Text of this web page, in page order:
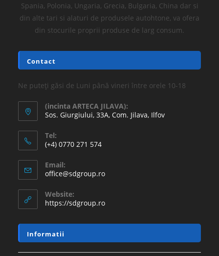
Spania, Polonia, Ungaria, Grecia, Bulgaria, China dar si
din alte tari si alaturi de produsele autohtone, va ofera
din stocurile proprii produse de larg consum.
Contact
Ne puteți găsi de Luni până vineri între orele 10-18
(incinta ARTECA JILAVA):
Sos. Giurgiului, 33A, Com. Jilava, Ilfov
Tel:
(+4) 0770 271 574
Email:
office@sdgroup.ro
Website:
https://sdgroup.ro
Informatii